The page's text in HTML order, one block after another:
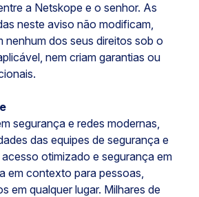
a Netskope e o senhor. As
neste aviso não modificam,
nenhum dos seus direitos sob o
nem criam garantias ou
segurança e redes modernas,
das equipes de segurança e
otimizado e segurança em
em contexto para pessoas,
em qualquer lugar. Milhares de